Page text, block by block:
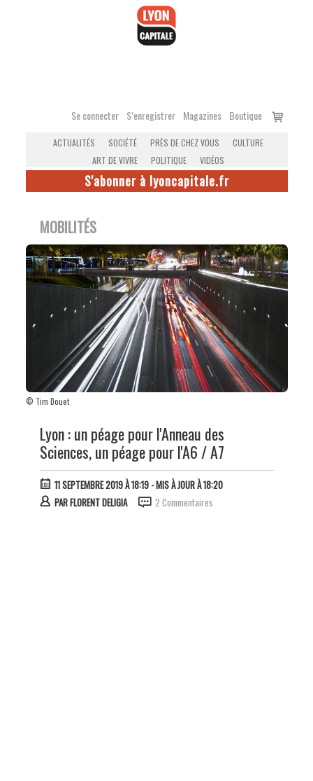
Se connecter S’enregistrer Magazines Boutique
Voir
ACTUALITÉS SOCIÉTÉ PRÈS DE CHEZ VOUS
CULTURE
ART DE VIVRE
POLITIQUE VIDÉOS
S'abonner à lyoncapitale.fr
MOBILITÉS
© Tim Douet
Lyon : un péage pour l'Anneau des
Sciences, un péage pour l'A6 / A7
11 SEPTEMBRE 2019 À 18:19- MIS À JOUR À 18:20
PARFLORENT DELIGIA 2 Commentaires